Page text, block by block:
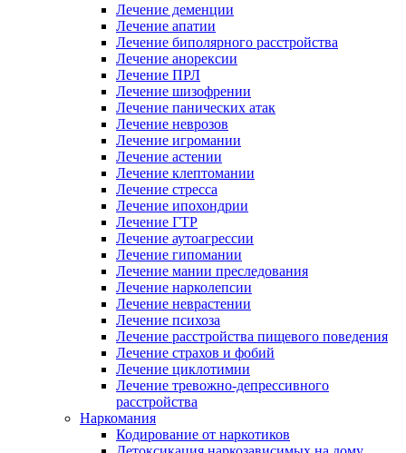
Лечение деменции
Лечение апатии
Лечение биполярного расстройства
Лечение анорексии
Лечение ПРЛ
Лечение шизофрении
Лечение панических атак
Лечение неврозов
Лечение игромании
Лечение астении
Лечение клептомании
Лечение стресса
Лечение ипохондрии
Лечение ГТР
Лечение аутоагрессии
Лечение гипомании
Лечение мании преследования
Лечение нарколепсии
Лечение неврастении
Лечение психоза
Лечение расстройства пищевого поведения
Лечение страхов и фобий
Лечение циклотимии
Лечение тревожно-депрессивного
расстройства
Наркомания
Кодирование от наркотиков